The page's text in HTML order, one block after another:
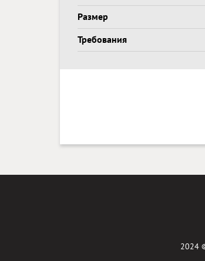
Размер
Требования
2024